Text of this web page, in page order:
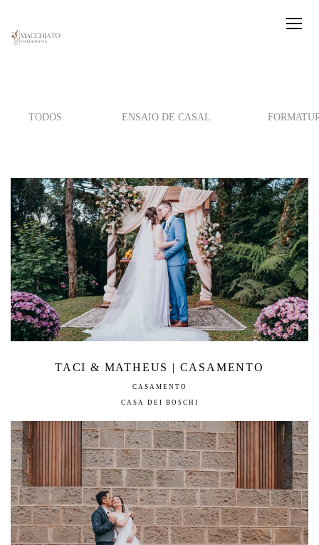
TODOS ENSAIO DE CASAL
TACI & MATHEUS | CASAMENTO
CASAMENTO
CASA DEI BOSCHI